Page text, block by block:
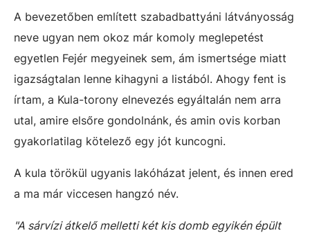
A bevezetőben említett szabadbattyáni látványosság
neve ugyan nem okoz már komoly meglepetést
egyetlen Fejér megyeinek sem, ám ismertsége miatt
igazságtalan lenne kihagyni a listából. Ahogy fent is
írtam, a Kula-torony elnevezés egyáltalán nem arra
utal, amire elsőre gondolnánk, és amin ovis korban
gyakorlatilag kötelező egy jót kuncogni.
A kula törökül ugyanis lakóházat jelent, és innen ered
a ma már viccesen hangzó név.
"A sárvízi átkelő melletti két kis domb egyikén épült